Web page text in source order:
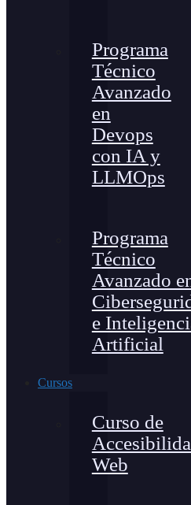
Programa
Técnico
Avanzado
en
Devops
con IA y
LLMOps
Programa
Técnico
Avanzado
e
Artificial
Cursos
Curso de
Web